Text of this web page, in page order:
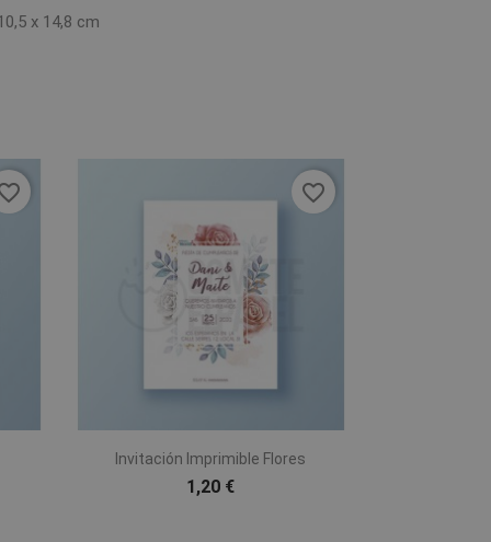
x 14,8 cm
Vista rápida
Invitación Imprimible Flores
1,20 €
favorite_border